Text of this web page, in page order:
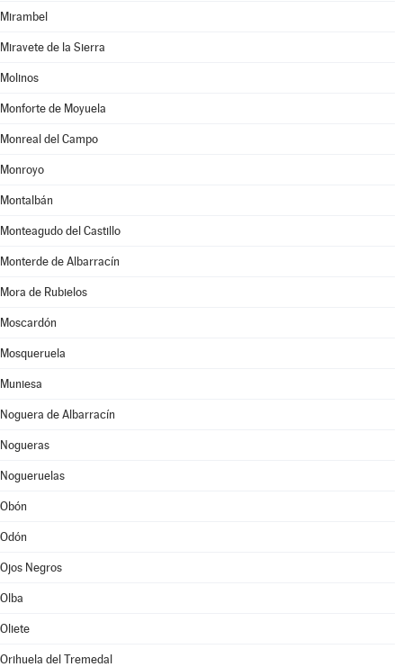
Mirambel
Miravete de la Sierra
Molinos
Monforte de Moyuela
Monreal del Campo
Monroyo
Montalbán
Monteagudo del Castillo
Monterde de Albarracín
Mora de Rubielos
Moscardón
Mosqueruela
Muniesa
Noguera de Albarracín
Nogueras
Nogueruelas
Obón
Odón
Ojos Negros
Olba
Oliete
Orihuela del Tremedal